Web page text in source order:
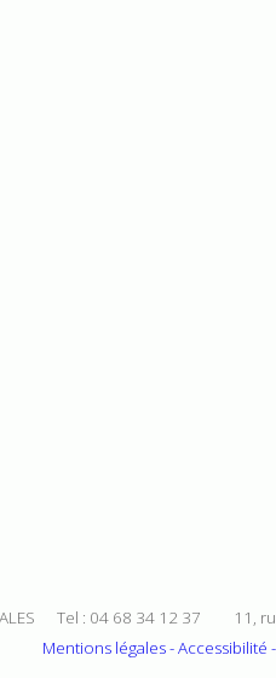
Tel : 04 68 34 12 37 11,
Mentions légales - Accessibilité